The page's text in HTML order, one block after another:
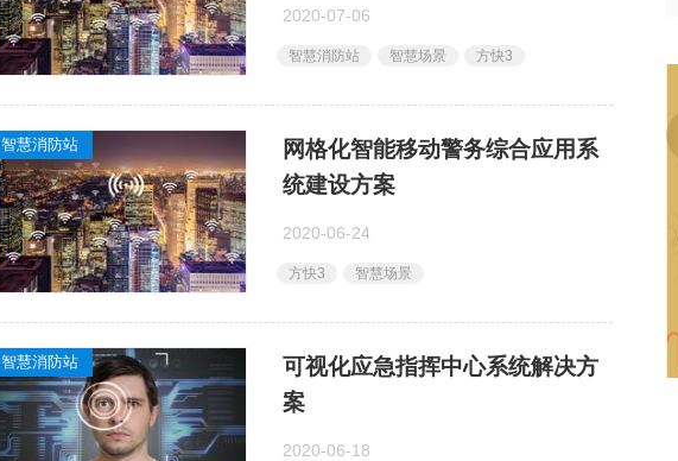
2020-07-06
智慧消防站 智慧场景 方快3
智慧消防站
网格化智能移动警务综合应用系
统建设方案
2020-06-24
方快3 智慧场景
智慧消防站
可视化应急指挥中心系统解决方
案
2020-06-18